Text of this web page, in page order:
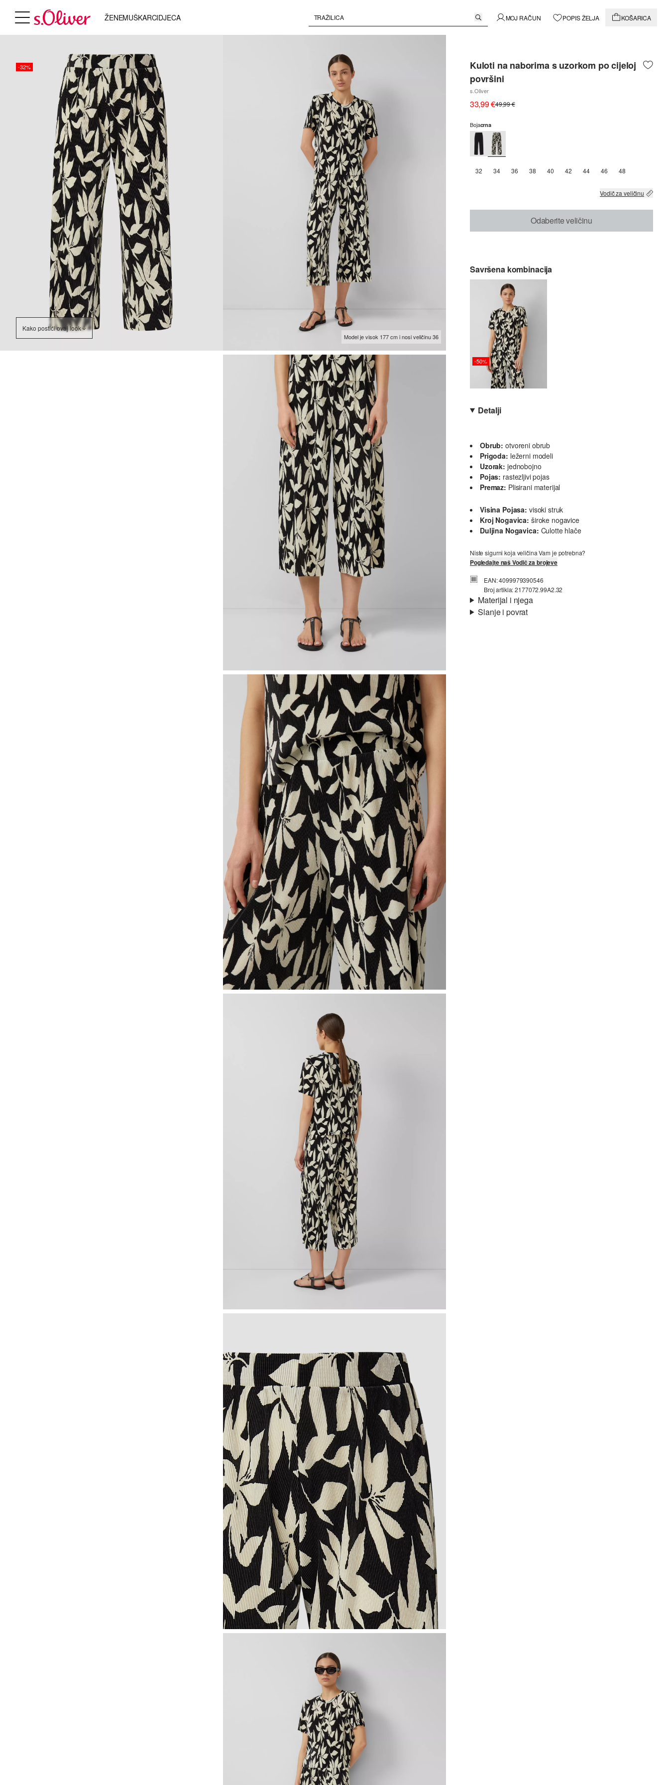
ŽENEMUŠKARCIDJECA MOJ RAČUN POPIS ŽELJA KOŠARICA
-32%
Kako postići ovaj look
Model je visok 177 cm i nosi veličinu 36
Kuloti na naborima s uzorkom po cijeloj
površini
s.Oliver
33,99 €49,99 €
Bojacrna
32 34 36 38 40 42 44 46 48
Vodič za veličinu
Odaberite veličinu
Savršena kombinacija
-50%
Detalji
Obrub: otvoreni obrub
Prigoda: ležerni modeli
Uzorak: jednobojno
Pojas: rastezljivi pojas
Premaz: Plisirani materijal
Visina Pojasa: visoki struk
Kroj Nogavica: široke nogavice
Duljina Nogavica: Culotte hlače
Niste sigurni koja veličina Vam je potrebna?
Pogledajte naš Vodič za brojeve
EAN: 4099979390546
Broj artikla: 2177072.99A2.32
Materijal i njega
Slanje i povrat